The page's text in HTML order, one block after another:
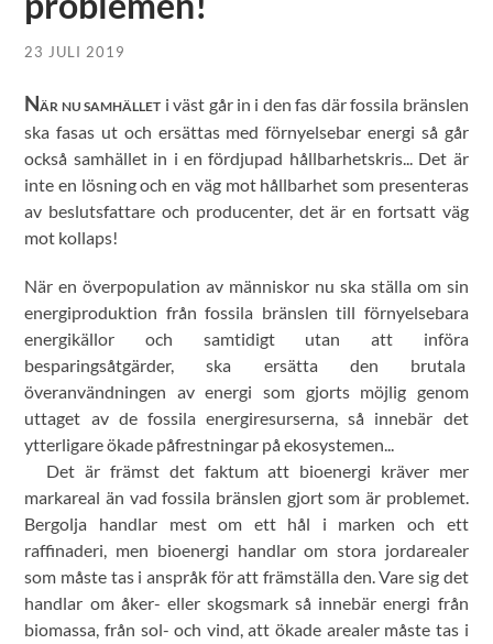
23 JULI 2019
NÄR NU SAMHÄLLET i väst går in i den fas där fossila bränslen
ska fasas ut och ersättas med förnyelsebar energi så går
också samhället in i en fördjupad hållbarhetskris... Det är
inte en lösning och en väg mot hållbarhet som presenteras
av beslutsfattare och producenter, det är en fortsatt väg
mot kollaps!
När en överpopulation av människor nu ska ställa om sin
energiproduktion från fossila bränslen till förnyelsebara
energikällor och samtidigt utan att införa
besparingsåtgärder, ska ersätta den brutala
överanvändningen av energi som gjorts möjlig genom
uttaget av de fossila energiresurserna, så innebär det
ytterligare ökade påfrestningar på ekosystemen...
Det är främst det faktum att bioenergi kräver mer
markareal än vad fossila bränslen gjort som är problemet.
Bergolja handlar mest om ett hål i marken och ett
raffinaderi, men bioenergi handlar om stora jordarealer
som måste tas i anspråk för att främställa den. Vare sig det
handlar om åker- eller skogsmark så innebär energi från
biomassa, från sol- och vind, att ökade arealer måste tas i